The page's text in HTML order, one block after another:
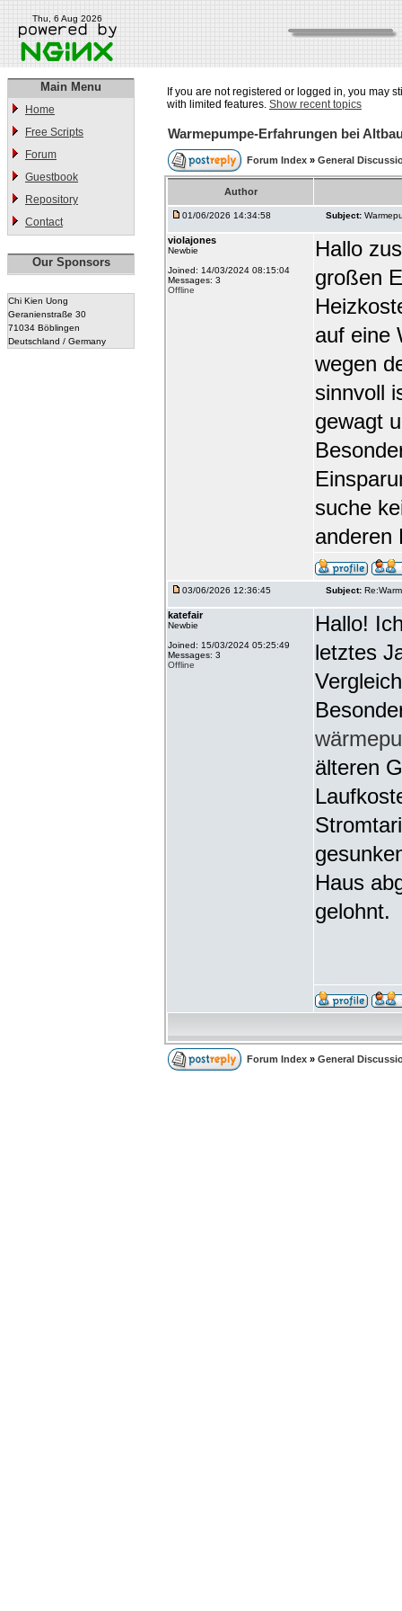
Thu, 6 Aug 2026
Main Menu
Home
Free Scripts
Forum
Guestbook
Repository
Contact
Our Sponsors
Chi Kien Uong
Geranienstraße 30
71034 Böblingen
Deutschland / Germany
If you are not registered or logged in, you may
with limited features. Show recent topics
Warmepumpe-Erfahrungen bei
Forum Index » General
Author
01/06/2026 14:34:58 Subject:
violajones
Newbie
Joined: 14/03/2024 08:15:04
Messages: 3
Offline
Hallo
großen
auf eine
wegen
sinnvoll
gewagt
suche
anderen
03/06/2026 12:36:45 Subject:
katefair
Newbie
Joined: 15/03/2024 05:25:49
Messages: 3
Offline
Hallo!
letztes
älteren
Haus
gelohnt.
Forum Index » General